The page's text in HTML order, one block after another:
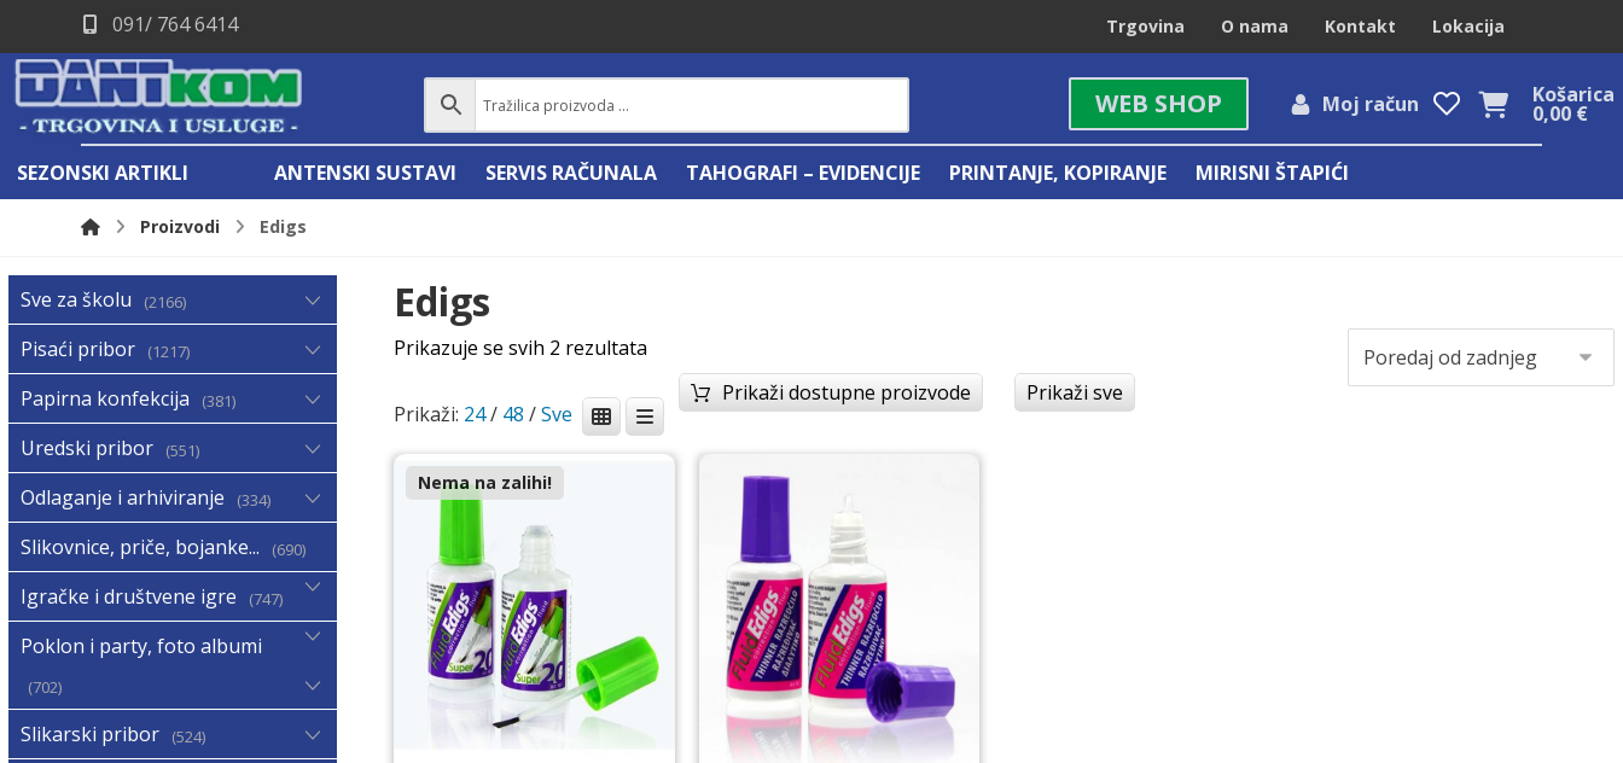
091/ 764 6414 Trgovina O nama Kontakt Lokacija
Košarica
0,00 €
Moj račun
WEB SHOP
SEZONSKI ARTIKLI ANTENSKI SUSTAVI SERVIS RAČUNALA TAHOGRAFI – EVIDENCIJE PRINTANJE, KOPIRANJE MIRISNI ŠTAPIĆI
Proizvodi Edigs
Edigs
Prikaži dostupne proizvode Prikaži sve
Prikazuje se svih 2 rezultata
Prikaži: 24/ 48 /
Nema na zalihi!
Sve za školu 2166
Pisaći pribor 1217
Papirna konfekcija 381
Uredski pribor 551
Odlaganje i arhiviranje 334
Slikovnice, priče, bojanke... 690
Igračke i društvene igre 747
Poklon i party, foto albumi
702
Slikarski pribor 524